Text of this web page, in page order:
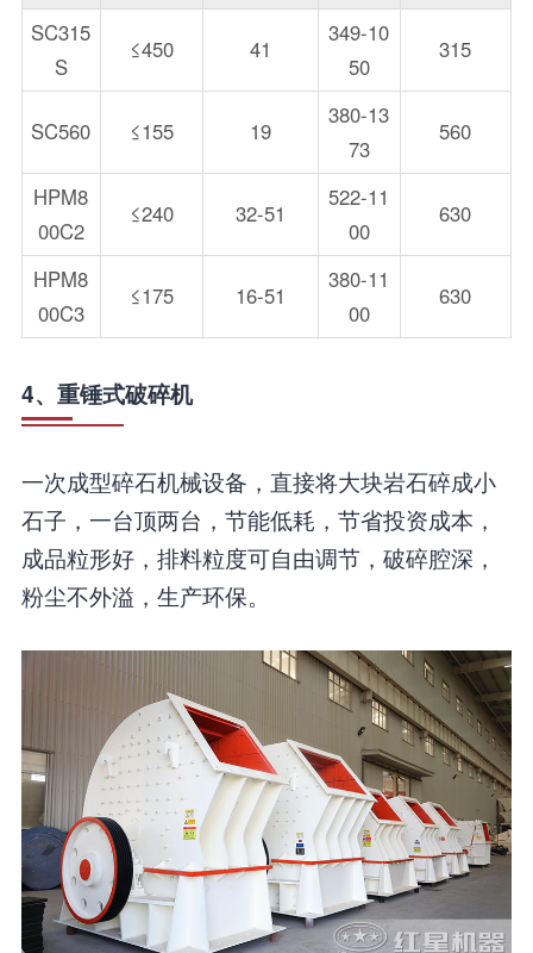
SC315
S
≤450 41
349-10
50
315
SC560 ≤155 19
380-13
73
560
HPM8
00C2
≤240 32-51
522-11
00
630
HPM8
00C3
≤175 16-51
380-11
00
630
4、重锤式破碎机
一次成型碎石机械设备，直接将大块岩石碎成小
石子，一台顶两台，节能低耗，节省投资成本，
成品粒形好，排料粒度可自由调节，破碎腔深，
粉尘不外溢，生产环保。